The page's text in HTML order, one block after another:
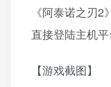
《阿泰诺之刃
直接登陆主机
【游戏截图】